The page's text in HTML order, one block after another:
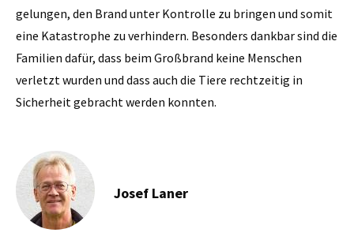
gelungen, den Brand unter Kontrolle zu bringen und somit
eine Katastrophe zu verhindern. Besonders dankbar sind die
Familien dafür, dass beim Großbrand keine Menschen
verletzt wurden und dass auch die Tiere rechtzeitig in
Sicherheit gebracht werden konnten.
Josef Laner